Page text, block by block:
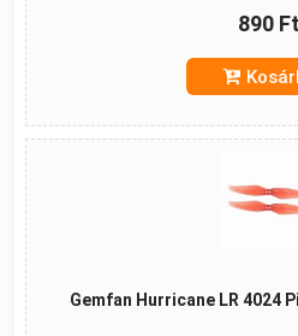
890 Ft
Gemfan Hurricane LR 4024